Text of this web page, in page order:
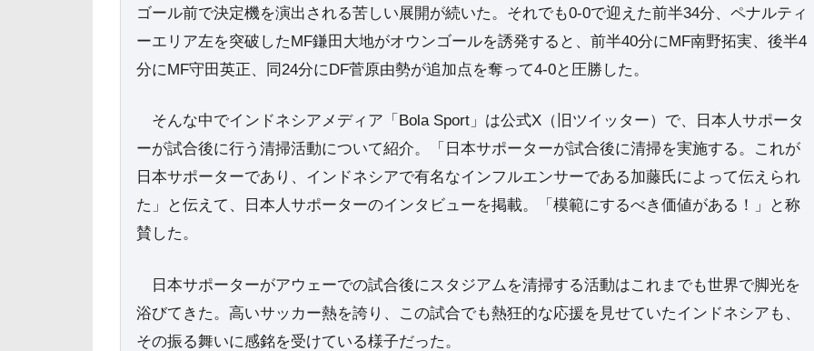
ゴール前で決定機を演出される苦しい展開が続いた。それでも0-0で迎えた前半34分、ペナルティ
ーエリア左を突破したMF鎌田大地がオウンゴールを誘発すると、前半40分にMF南野拓実、後半4
分にMF守田英正、同24分にDF菅原由勢が追加点を奪って4-0と圧勝した。
そんな中でインドネシアメディア「Bola Sport」は公式X（旧ツイッター）で、日本人サポータ
ーが試合後に行う清掃活動について紹介。「日本サポーターが試合後に清掃を実施する。これが
日本サポーターであり、インドネシアで有名なインフルエンサーである加藤氏によって伝えられ
た」と伝えて、日本人サポーターのインタビューを掲載。「模範にするべき価値がある！」と称
賛した。
日本サポーターがアウェーでの試合後にスタジアムを清掃する活動はこれまでも世界で脚光を
浴びてきた。高いサッカー熱を誇り、この試合でも熱狂的な応援を見せていたインドネシアも、
その振る舞いに感銘を受けている様子だった。